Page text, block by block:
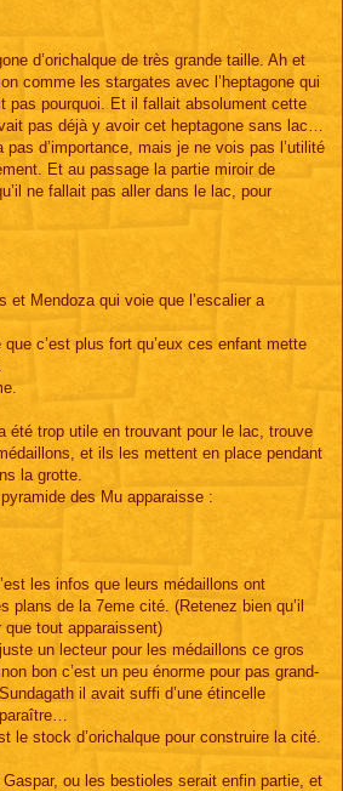
d’orichalque de très grande taille. Ah et
comme les stargates avec l’heptagone qui
pas pourquoi. Et il fallait absolument cette
pas déjà y avoir cet heptagone sans lac…
d’importance, mais je ne vois pas l’utilité
Et au passage la partie miroir de
ne fallait pas aller dans le lac, pour
et Mendoza qui voie que l’escalier a
c’est plus fort qu’eux ces enfant mette
été trop utile en trouvant pour le lac, trouve
et ils les mettent en place pendant
la grotte.
des Mu apparaisse :
les infos que leurs médaillons ont
plans de la 7eme cité. (Retenez bien qu’il
tout apparaissent)
un lecteur pour les médaillons ce gros
bon c’est un peu énorme pour pas grand-
il avait suffi d’une étincelle
le stock d’orichalque pour construire la cité.
ou les bestioles serait enfin partie, et